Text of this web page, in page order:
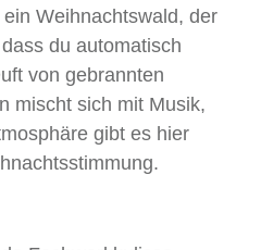
Weihnachtswald, der
du automatisch
von gebrannten
mischt sich mit Musik,
gibt es hier